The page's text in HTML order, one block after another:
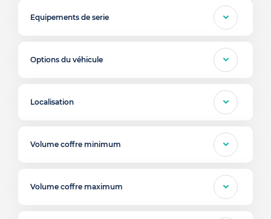
Equipements de serie
Options du véhicule
Localisation
Volume coffre minimum
Volume coffre maximum